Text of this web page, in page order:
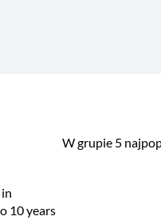
10 years
W grupie 5